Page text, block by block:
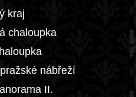
kraj
chaloupka
nábřeží
II.